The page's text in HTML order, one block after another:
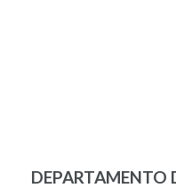
DEPARTAMENTO